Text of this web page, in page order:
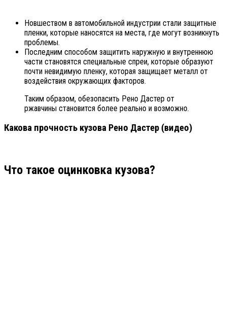
Новшеством в автомобильной индустрии стали защитные
пленки, которые наносятся на места, где могут возникнуть
проблемы.
Последним способом защитить наружную и внутреннюю
части становятся специальные спреи, которые образуют
почти невидимую пленку, которая защищает металл от
воздействия окружающих факторов.
Таким образом, обезопасить Рено Дастер от
ржавчины становится более реально и возможно.
Какова прочность кузова Рено Дастер (видео)
Что такое оцинковка кузова?